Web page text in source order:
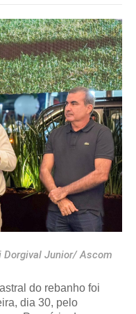
Dorgival Junior/ Ascom
do rebanho foi
dia 30, pelo